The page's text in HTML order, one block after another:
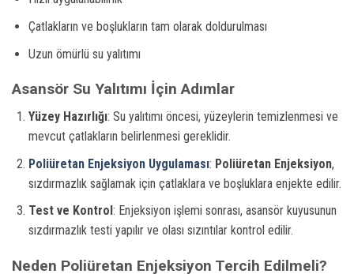
Çatlakların ve boşlukların tam olarak doldurulması
Uzun ömürlü su yalıtımı
Asansör Su Yalıtımı İçin Adımlar
Yüzey Hazırlığı: Su yalıtımı öncesi, yüzeylerin temizlenmesi ve
mevcut çatlakların belirlenmesi gereklidir.
Poliüretan Enjeksiyon Uygulaması: Poliüretan Enjeksiyon,
sızdırmazlık sağlamak için çatlaklara ve boşluklara enjekte edilir.
Test ve Kontrol : Enjeksiyon işlemi sonrası, asansör kuyusunun
sızdırmazlık testi yapılır ve olası sızıntılar kontrol edilir.
Neden Poliüretan Enjeksiyon Tercih Edilmeli?